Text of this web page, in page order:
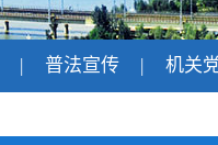
| 普法宣传 | 机关